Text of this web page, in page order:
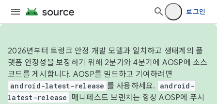
로그인
2026년부터 트렁크 안정 개발 모델과 일치하고 생태계의 플
랫폼 안정성을 보장하기 위해 2분기와 4분기에 AOSP에 소스
코드를 게시합니다. AOSP를 빌드하고 기여하려면
android-latest-release 를 사용하세요.
android-
latest-release
매니페스트 브랜치는 항상 AOSP에 푸시